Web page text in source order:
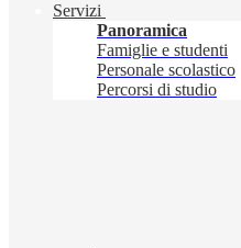
Servizi
Panoramica
Famiglie e studenti
Personale scolastico
Percorsi di studio